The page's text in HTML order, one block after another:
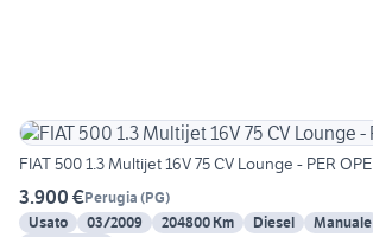
FIAT 500 1.3 Multijet 16V 75 CV Lounge - PER OPE
3.900 €Perugia (PG)
Usato
03/2009 204800 Km Diesel Manuale